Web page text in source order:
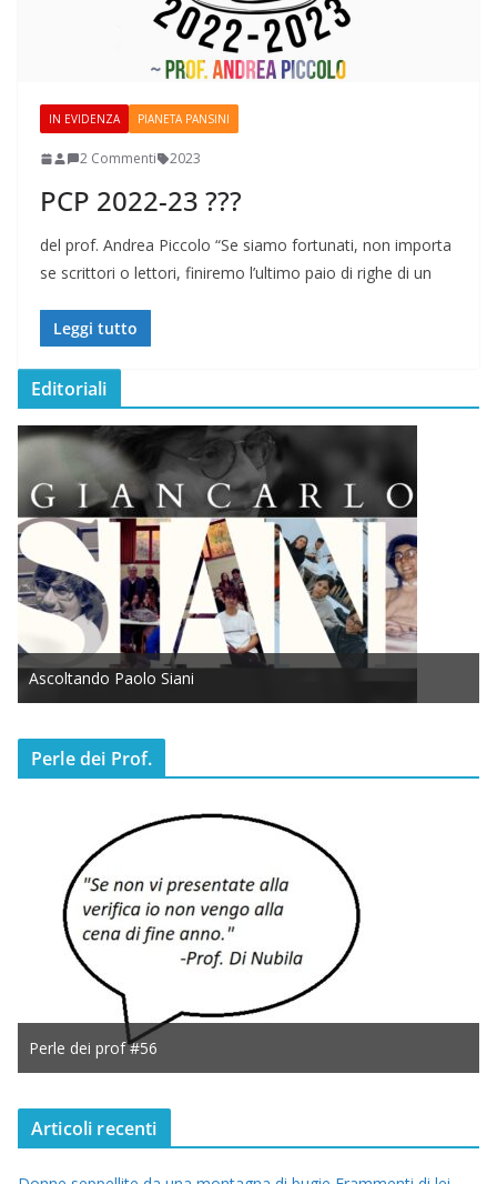
IN EVIDENZA PIANETA PANSINI
2 Commenti 2023
PCP 2022-23 ???
del prof. Andrea Piccolo “Se siamo fortunati, non importa
se scrittori o lettori, finiremo l’ultimo paio di righe di un
Leggi tutto
Editoriali
Ascoltando Paolo Siani
Perle dei Prof.
Perle dei prof #56
Articoli recenti